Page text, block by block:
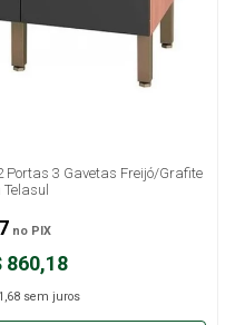
Portas 3 Gavetas Freijó/Grafite
860,18
sem juros
no PIX